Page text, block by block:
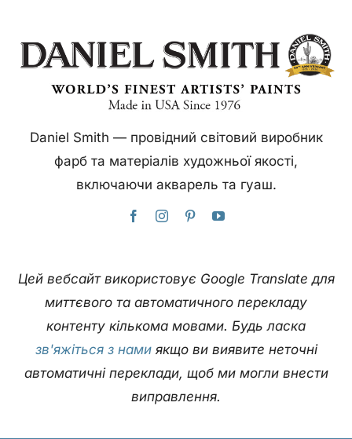
Daniel Smith — провідний світовий виробник
фарб та матеріалів художньої якості,
включаючи акварель та гуаш.
Цей вебсайт використовує Google Translate для
миттєвого та автоматичного перекладу
контенту кількома мовами. Будь ласка
зв'яжіться з намиякщо ви виявите неточні
автоматичні переклади, щоб ми могли внести
виправлення.